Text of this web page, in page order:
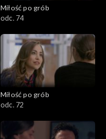
Miłość po grób
odc. 74
Miłość po grób
odc. 72